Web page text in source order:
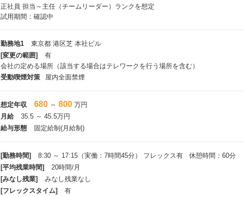
正社員 担当～主任（チームリーダー）ランクを想定
試用期間：確認中
勤務地1
東京都 港区芝 本社ビル
[変更の範囲]
有
会社の定める場所（該当する場合はテレワークを行う場所を含む）
受動喫煙対策
屋内全面禁煙
想定年収 680 ～ 800 万円
月給
35.5 ～ 45.5万円
給与形態
固定給制(月給制)
[勤務時間]
8:30 ～ 17:15（実働：7時間45分） フレックス有 休憩時間：60分
[平均残業時間]
20時間/月
[みなし残業]
みなし残業なし
[フレックスタイム]
有